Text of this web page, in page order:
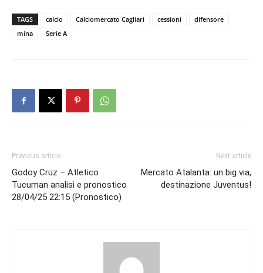
TAGS calcio Calciomercato Cagliari cessioni
difensore
mina
Serie A
Previous article
Godoy Cruz – Atletico
Tucuman analisi e pronostico
28/04/25 22:15 (Pronostico)
Next article
Mercato Atalanta: un big via,
destinazione Juventus!